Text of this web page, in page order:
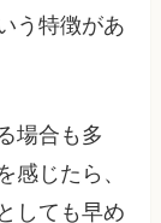
う特徴があ
場合も多
感じたら、
しても早め